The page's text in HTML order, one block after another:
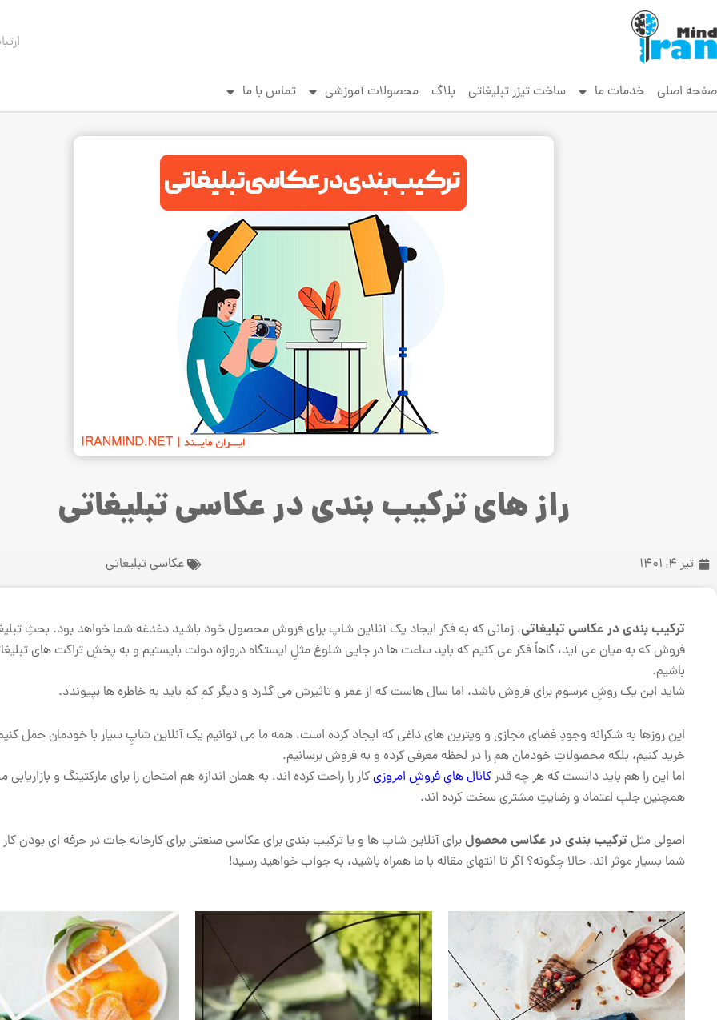
صفحه اصلی خدمات ما ساخت تیزر تبلیغاتی بلاگ محصولات آموزشی تماس با ما
راز های ترکیب بندی در عکاسی تبلیغاتی
تیر 4, 1401 عکاسی تبلیغاتی
ترکیب بندی در عکاسی تبلیغاتی، زمانی که به فکر ایجاد یک آنلاین شاپ برای فروش محصول خود باشید دغدغه شما خواهد بود. بحثِ
فروش که به میان می آید، گاهاً فکر می کنیم که باید ساعت ها در جایی شلوغ مثلِ ایستگاه دروازه دولت بایستیم و به پخشِ تراکت های
باشیم.
شاید این یک روشِ مرسوم برای فروش باشد، اما سال هاست که از عمر و تاثیرش می گذرد و دیگر کم کم باید به خاطره ها بپیوندد.
این روزها به شکرانه وجودِ فضای مجازی و ویترین های داغی که ایجاد کرده است، همه ما می توانیم یک آنلاین شاپِ سیار با خودمان حمل
خرید کنیم، بلکه محصولاتِ خودمان هم را در لحظه معرفی کرده و به فروش برسانیم.
اما این را هم باید دانست که هر چه قدرکانال هایِ فروشِ امروزیکار را راحت کرده اند، به همان اندازه هم امتحان را برای مارکتینگ و
همچنین جلبِ اعتماد و رضایتِ مشتری سخت کرده اند.
اصولی مثلترکیب بندی در عکاسی محصولبرای آنلاین شاپ ها و یا ترکیب بندی برای عکاسی صنعتی برای کارخانه جات در حرفه ای بودن
شما بسیار موثر اند. حالا چگونه؟ اگر تا انتهای مقاله با ما همراه باشید، به جواب خواهید رسید!